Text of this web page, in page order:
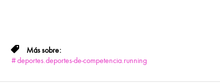
deportes.deportes-de-competencia.running